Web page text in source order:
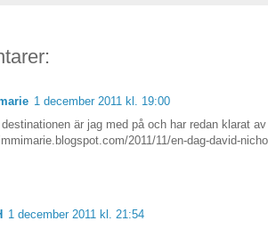
1 december 2011 kl. 19:00
destinationen är jag med på och har redan klarat
2011/11/en-dag-david-
1 december 2011 kl. 21:54